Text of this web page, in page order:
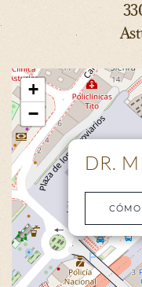
DR.
+
−